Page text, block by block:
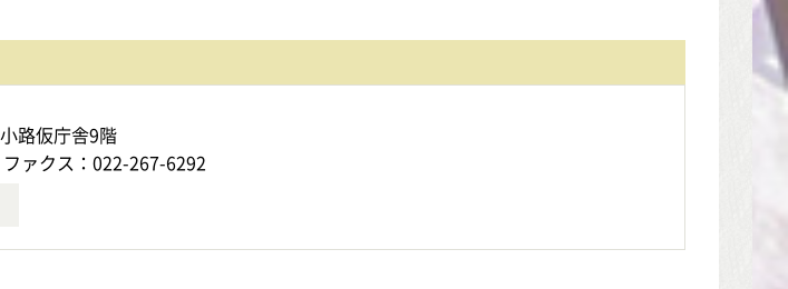
路仮庁舎9階
ファクス：022-267-6292